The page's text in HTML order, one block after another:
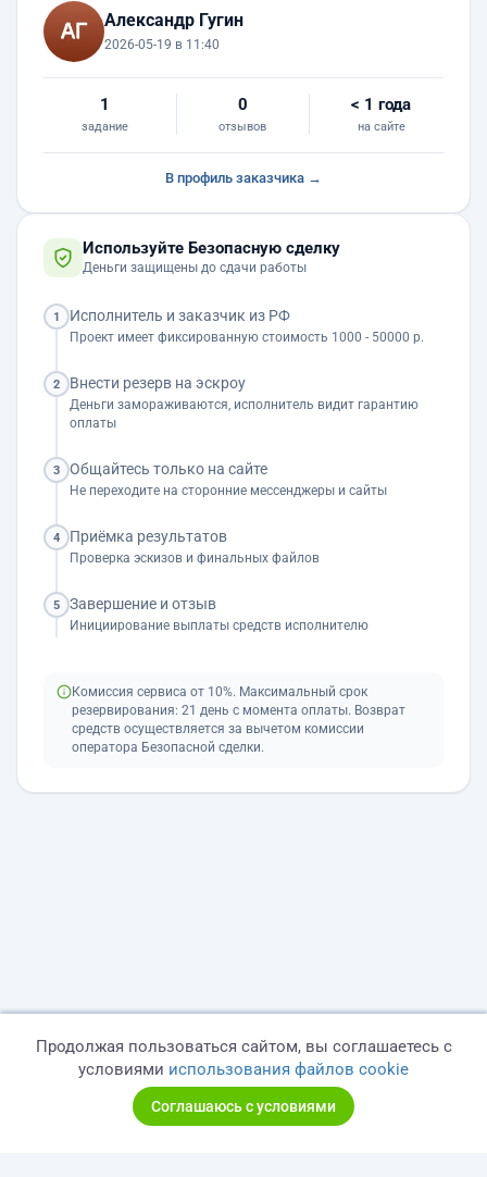
Александр Гугин
2026-05-19 в 11:40
1
задание
0
отзывов
< 1 года
на сайте
В профиль заказчика →
Используйте Безопасную сделку
Деньги защищены до сдачи работы
1 Исполнитель и заказчик из РФ
Проект имеет фиксированную стоимость 1000 - 50000 р.
2 Внести резерв на эскроу
Деньги замораживаются, исполнитель видит гарантию
оплаты
3 Общайтесь только на сайте
Не переходите на сторонние мессенджеры и сайты
4 Приёмка результатов
Проверка эскизов и финальных файлов
5 Завершение и отзыв
Инициирование выплаты средств исполнителю
Комиссия сервиса от 10%. Максимальный срок
резервирования: 21 день с момента оплаты. Возврат
средств осуществляется за вычетом комиссии
оператора Безопасной сделки.
Продолжая пользоваться сайтом, вы соглашаетесь с
условиями использования файлов cookie
Соглашаюсь с условиями